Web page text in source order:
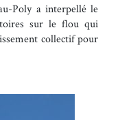
Poly a interpellé le
sur le flou qui
collectif pour